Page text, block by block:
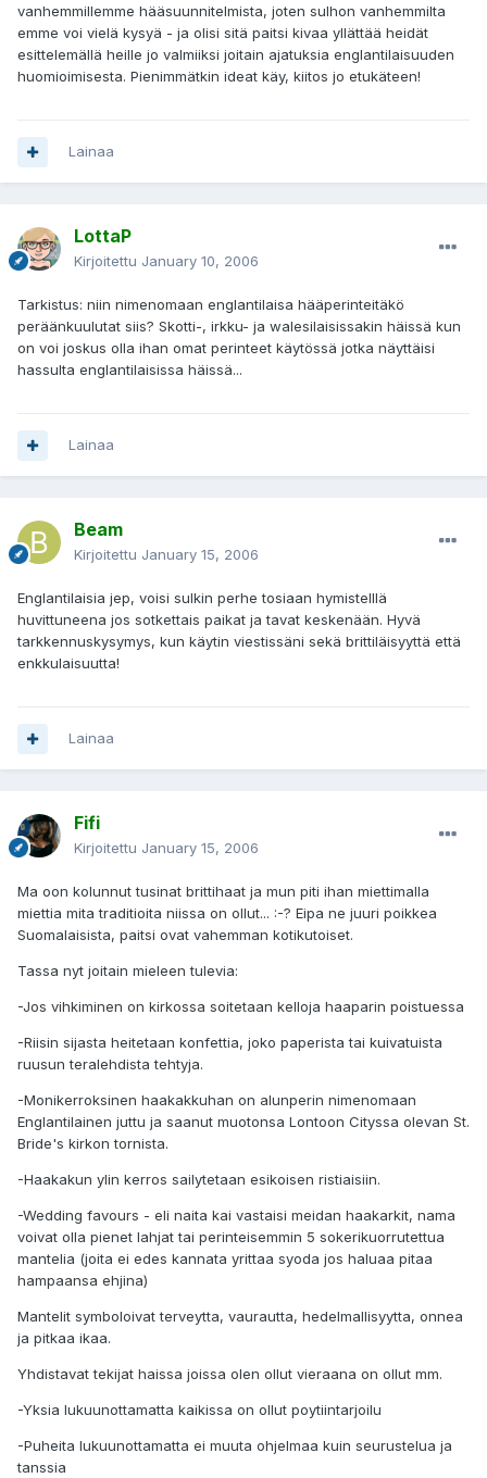
vanhemmillemme hääsuunnitelmista, joten sulhon vanhemmilta
emme voi vielä kysyä - ja olisi sitä paitsi kivaa yllättää heidät
esittelemällä heille jo valmiiksi joitain ajatuksia englantilaisuuden
huomioimisesta. Pienimmätkin ideat käy, kiitos jo etukäteen!
Lainaa
LottaP
Kirjoitettu January 10, 2006
Tarkistus: niin nimenomaan englantilaisa hääperinteitäkö
peräänkuulutat siis? Skotti-, irkku- ja walesilaisissakin häissä kun
on voi joskus olla ihan omat perinteet käytössä jotka näyttäisi
hassulta englantilaisissa häissä...
Lainaa
Beam
Kirjoitettu January 15, 2006
Englantilaisia jep, voisi sulkin perhe tosiaan hymistelllä
huvittuneena jos sotkettais paikat ja tavat keskenään. Hyvä
tarkkennuskysymys, kun käytin viestissäni sekä brittiläisyyttä että
enkkulaisuutta!
Lainaa
Fifi
Kirjoitettu January 15, 2006
Ma oon kolunnut tusinat brittihaat ja mun piti ihan miettimalla
miettia mita traditioita niissa on ollut... :-? Eipa ne juuri poikkea
Suomalaisista, paitsi ovat vahemman kotikutoiset.
Tassa nyt joitain mieleen tulevia:
-Jos vihkiminen on kirkossa soitetaan kelloja haaparin poistuessa
-Riisin sijasta heitetaan konfettia, joko paperista tai kuivatuista
ruusun teralehdista tehtyja.
-Monikerroksinen haakakkuhan on alunperin nimenomaan
Englantilainen juttu ja saanut muotonsa Lontoon Cityssa olevan St.
Bride's kirkon tornista.
-Haakakun ylin kerros sailytetaan esikoisen ristiaisiin.
-Wedding favours - eli naita kai vastaisi meidan haakarkit, nama
voivat olla pienet lahjat tai perinteisemmin 5 sokerikuorrutettua
mantelia (joita ei edes kannata yrittaa syoda jos haluaa pitaa
hampaansa ehjina)
Mantelit symboloivat terveytta, vaurautta, hedelmallisyytta, onnea
ja pitkaa ikaa.
Yhdistavat tekijat haissa joissa olen ollut vieraana on ollut mm.
-Yksia lukuunottamatta kaikissa on ollut poytiintarjoilu
-Puheita lukuunottamatta ei muuta ohjelmaa kuin seurustelua ja
tanssia